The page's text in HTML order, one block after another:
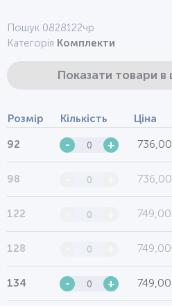
Пошук 0828122чр
Категорія Комплекти
Показати товари в
Розмір Кількість Ціна
92 - + 736,00
98 736,00
122 749,00
128 749,00
134 - + 749,00